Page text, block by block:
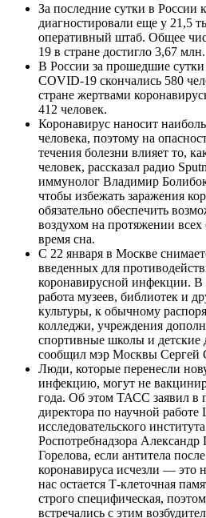
За последние сутки в России
диагностировали еще у 21,5
оперативный штаб. Общее
19 в стране достигло 3,67 млн.
В России за прошедшие сутки
COVID-19 скончались 580
стране жертвами
412 человек.
Коронавирус наносит
человека, поэтому на
течения болезни влияет то,
человек, рассказал радио
иммунолог Владимир
чтобы избежать заражения
обязательно обеспечить
воздухом на протяжении всех
время сна.
С 22 января в Москве
введенных для
коронавирусной инфекции. В
работа музеев, библиотек и
культуры, к обычному
колледжи, учреждения
спортивные школы и детские
сообщил мэр Москвы Сергей
Люди, которые перенесли
инфекцию, могут не
года. Об этом ТАСС заявил в
директора по научной работе
исследовательского
Роспотребнадзора
Горелова, если антитела
коронавируса исчезли — это
нас остается Т-клеточная
строго специфическая,
встречались с этим